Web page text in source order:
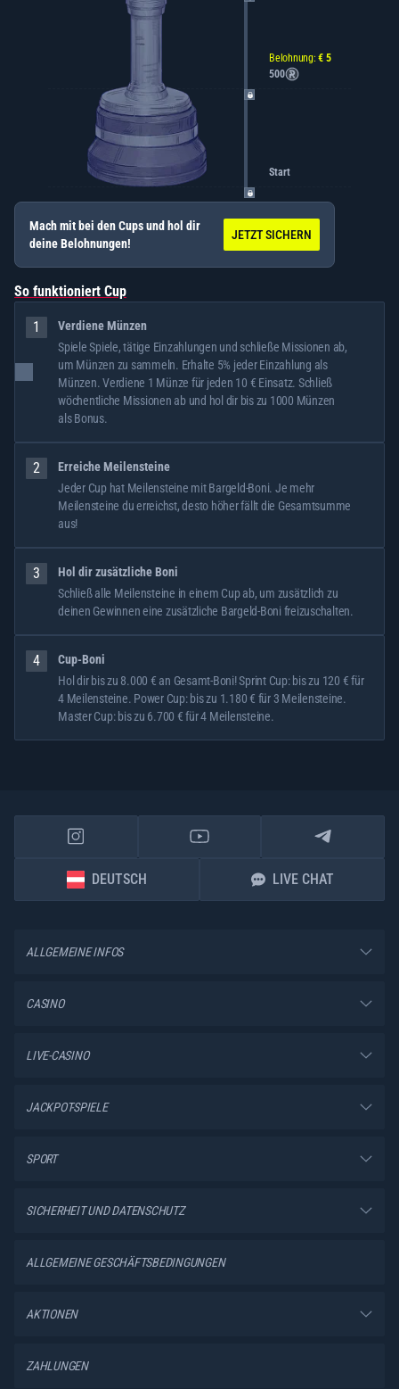
Belohnung:€ 5
500
Start
Mach mit bei den Cups und hol dir
deine Belohnungen!
JETZT SICHERN
So funktioniert Cup
1
Verdiene Münzen
Spiele Spiele, tätige Einzahlungen und schließe Missionen ab,
um Münzen zu sammeln. Erhalte 5% jeder Einzahlung als
Münzen. Verdiene 1 Münze für jeden 10 € Einsatz. Schließ
wöchentliche Missionen ab und hol dir bis zu 1000 Münzen
als Bonus.
2
Erreiche Meilensteine
Jeder Cup hat Meilensteine mit Bargeld-Boni. Je mehr
Meilensteine du erreichst, desto höher fällt die Gesamtsumme
aus!
3
Hol dir zusätzliche Boni
Schließ alle Meilensteine in einem Cup ab, um zusätzlich zu
deinen Gewinnen eine zusätzliche Bargeld-Boni freizuschalten.
4
Cup-Boni
Hol dir bis zu 8.000 € an Gesamt-Boni! Sprint Cup: bis zu 120 € für
4 Meilensteine. Power Cup: bis zu 1.180 € für 3 Meilensteine.
Master Cup: bis zu 6.700 € für 4 Meilensteine.
DEUTSCH LIVE CHAT
ALLGEMEINE INFOS
CASINO
LIVE-CASINO
JACKPOT-SPIELE
SPORT
SICHERHEIT UND DATENSCHUTZ
ALLGEMEINE GESCHÄFTSBEDINGUNGEN
AKTIONEN
ZAHLUNGEN